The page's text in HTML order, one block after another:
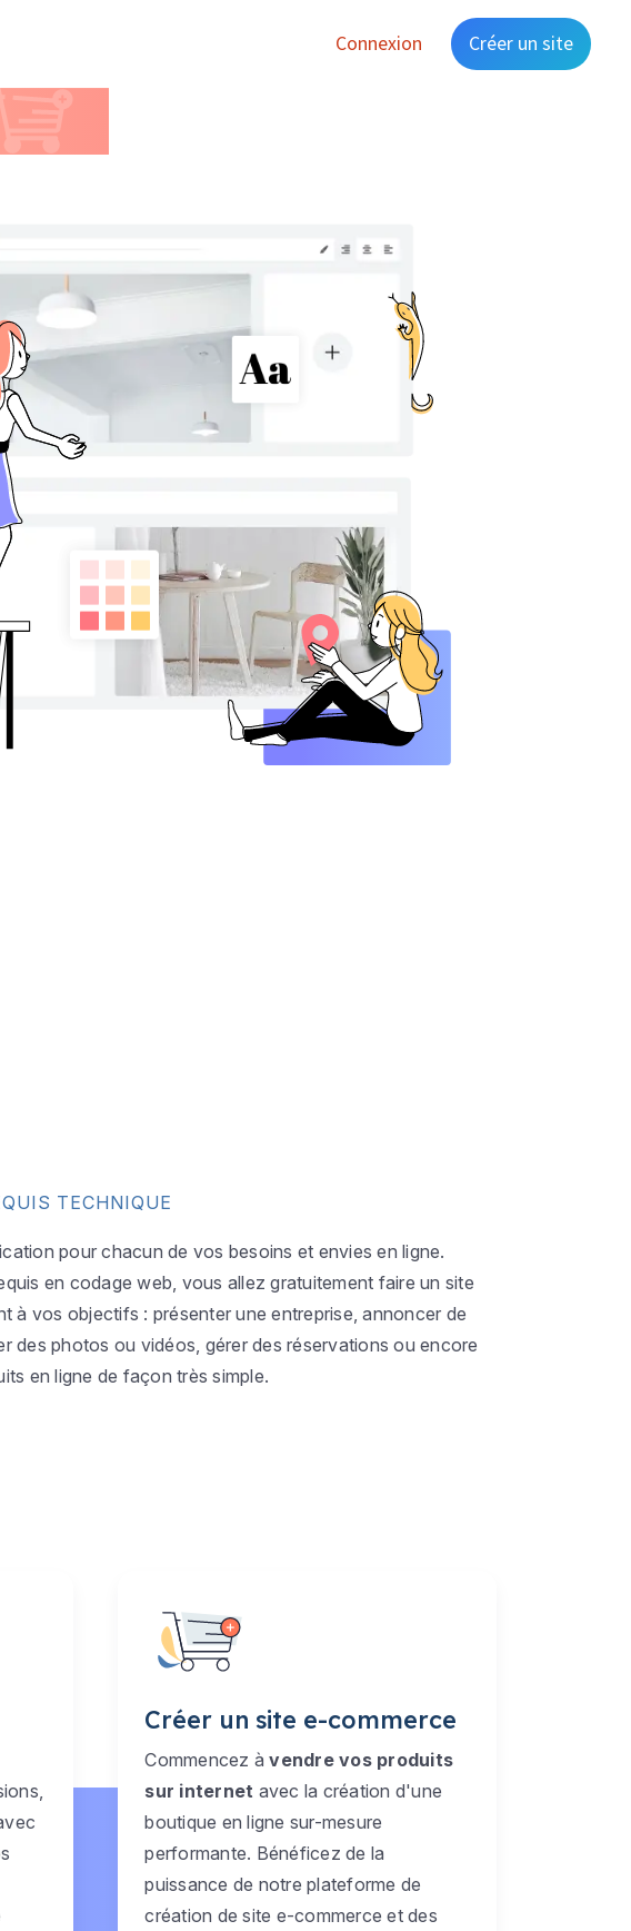
Connexion Créer un site
TECHNIQUE
pour chacun de vos besoins et envies en ligne.
en codage web, vous allez gratuitement faire un site
à vos objectifs : présenter une entreprise, annoncer de
des photos ou vidéos, gérer des réservations ou encore
en ligne de façon très simple.
Créer un site e-commerce
Commencez àvendre vos produits
sur internet avec la création d'une
boutique en ligne sur-mesure
performante. Bénéficez de la
puissance de notre plateforme de
création de site e-commerce et des